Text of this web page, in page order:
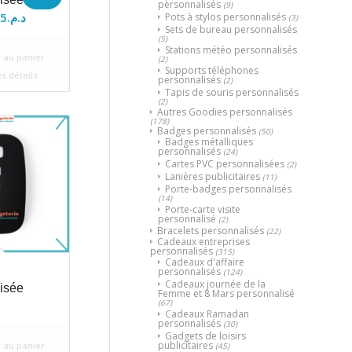
:
د.م.80.
د.م.Le
actuel
est :
د.م.75.
panier
détails
panier
personnalisés (9)
Pots à stylos personnalisés (3)
Sets de bureau personnalisés
(5)
Stations météo personnalisés
(2)
Supports téléphones
personnalisés (2)
Tapis de souris personnalisés
(2)
Autres Goodies personnalisés
(178)
Badges personnalisés (50)
Badges métalliques
personnalisés (24)
Cartes PVC personnalisées (2)
Lanières publicitaires (11)
Porte-badges personnalisés
(14)
Porte-carte visite
personnalisé (2)
Bracelets personnalisés (22)
Cadeaux entreprises
personnalisés (315)
Cadeaux d'affaire
personnalisés (124)
Cadeaux journée de la
Femme et 8 Mars personnalisé
(67)
Cadeaux Ramadan
personnalisés (30)
Gadgets de loisirs
publicitaires (45)